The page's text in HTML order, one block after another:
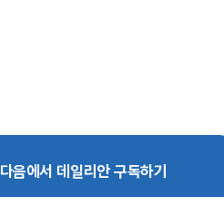
다음에서 데일리안 구독하기